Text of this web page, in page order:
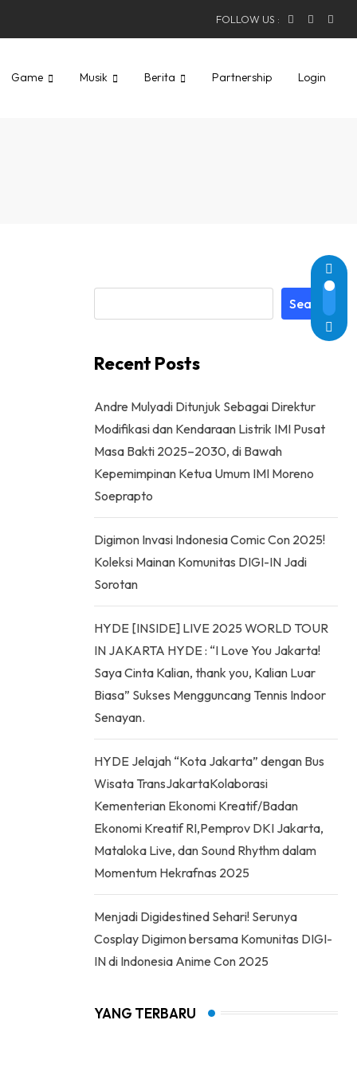
FOLLOW US :
Game Musik Berita Partnership Login
Search
Recent Posts
Andre Mulyadi Ditunjuk Sebagai Direktur
Modifikasi dan Kendaraan Listrik IMI Pusat
Masa Bakti 2025–2030, di Bawah
Kepemimpinan Ketua Umum IMI Moreno
Soeprapto
Digimon Invasi Indonesia Comic Con 2025!
Koleksi Mainan Komunitas DIGI-IN Jadi
Sorotan
HYDE [INSIDE] LIVE 2025 WORLD TOUR
IN JAKARTA HYDE : “I Love You Jakarta!
Saya Cinta Kalian, thank you, Kalian Luar
Biasa” Sukses Mengguncang Tennis Indoor
Senayan.
HYDE Jelajah “Kota Jakarta” dengan Bus
Wisata TransJakartaKolaborasi
Kementerian Ekonomi Kreatif/Badan
Ekonomi Kreatif RI,Pemprov DKI Jakarta,
Mataloka Live, dan Sound Rhythm dalam
Momentum Hekrafnas 2025
Menjadi Digidestined Sehari! Serunya
Cosplay Digimon bersama Komunitas DIGI-
IN di Indonesia Anime Con 2025
YANG TERBARU